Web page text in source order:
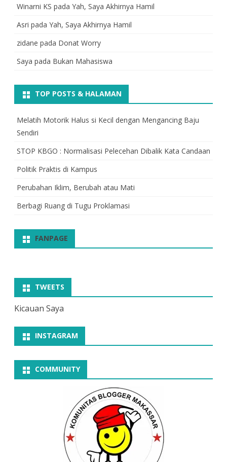
Winarni KS pada Yah, Saya Akhirnya Hamil
Asri pada Yah, Saya Akhirnya Hamil
zidane pada Donat Worry
Saya pada Bukan Mahasiswa
TOP POSTS & HALAMAN
Melatih Motorik Halus si Kecil dengan Mengancing Baju
Sendiri
STOP KBGO : Normalisasi Pelecehan Dibalik Kata Candaan
Politik Praktis di Kampus
Perubahan Iklim, Berubah atau Mati
Berbagi Ruang di Tugu Proklamasi
FANPAGE
TWEETS
Kicauan Saya
INSTAGRAM
COMMUNITY